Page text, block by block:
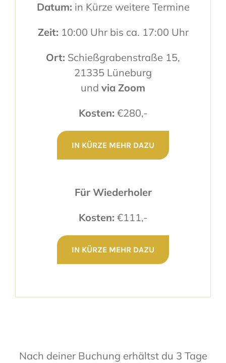
Datum: in Kürze weitere Termine
Zeit: 10:00 Uhr bis ca. 17:00 Uhr
Ort: Schießgrabenstraße 15,
21335 Lüneburg
und via Zoom
Kosten: €280,-
IN KÜRZE MEHR DAZU
Für Wiederholer
Kosten: €111,-
IN KÜRZE MEHR DAZU
Nach deiner Buchung erhältst du 3 Tage